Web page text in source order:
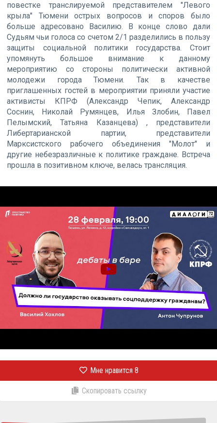
повестке транслируемой представителем "Левого
крыла" Тюмени острых вопросов и споров было
больше адресовано Василию. В конце слово дали
Судьям чьи голоса со счетом 2/1 разделились в пользу
защиты социальной политики государства. Стоит
упомянуть большое внимание к данному
мероприятию со стороны политически активной
молодежи города Тюмени. Так в качестве
приглашенных гостей в мероприятии приняли участие
активисты КПРФ (Александр Чепик, Александр
Соснин, Николай Румянцев, Илья Злобин, Павел
Пелымский, Татьяна Казанцева) , представители
Либертарианской партии, представители
Марксистского рабочего объединения "Молот" и
другие небезразличные к политике граждане. Встреча
прошла в позитивном ключе, велась трансляция.
Мне нравится 8
Скопировать ссылку